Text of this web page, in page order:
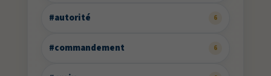
#autorité 6
#commandement 6